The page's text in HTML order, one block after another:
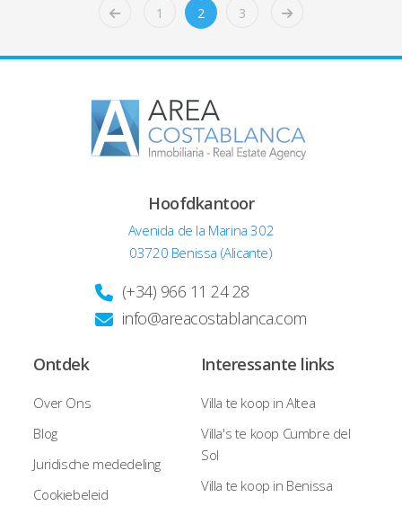
1 2 3
Hoofdkantoor
Avenida de la Marina 302
03720 Benissa (Alicante)
(+34) 966 11 24 28
info@areacostablanca.com
Ontdek
Over Ons
Blog
Juridische mededeling
Cookiebeleid
Interessante links
Villa te koop in Altea
Villa's te koop Cumbre del
Sol
Villa te koop in Benissa